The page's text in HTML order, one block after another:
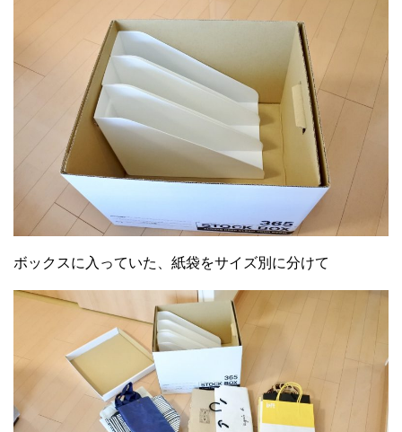
ボックスに入っていた、紙袋をサイズ別に分けて